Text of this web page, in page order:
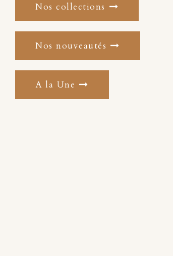
Nos collections
Nos nouveautés
A la Une